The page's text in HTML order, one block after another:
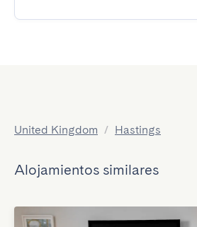
United Kingdom / Hastings
Alojamientos similares